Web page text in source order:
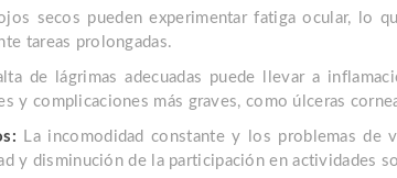
secos pueden experimentar fatiga ocular, lo
tareas prolongadas.
de lágrimas adecuadas puede llevar a
y complicaciones más graves, como úlceras
La incomodidad constante y los problemas de
y disminución de la participación en actividades